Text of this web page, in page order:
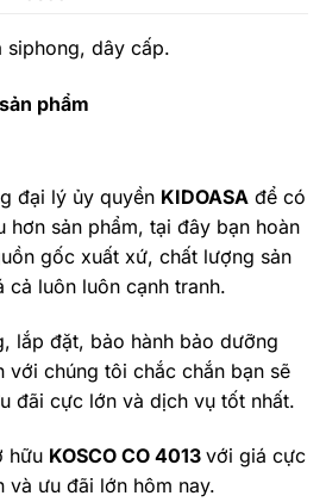
siphong, dây cấp.
phẩm
đại lý ủy quyền KIDOASA để có
hơn sản phẩm, tại đây bạn hoàn
gốc xuất xứ, chất lượng sản
cả luôn luôn cạnh tranh.
lắp đặt, bảo hành bảo dưỡng
với chúng tôi chắc chắn bạn sẽ
đãi cực lớn và dịch vụ tốt nhất.
hữu KOSCO CO 4013 với giá cực
và ưu đãi lớn hôm nay.